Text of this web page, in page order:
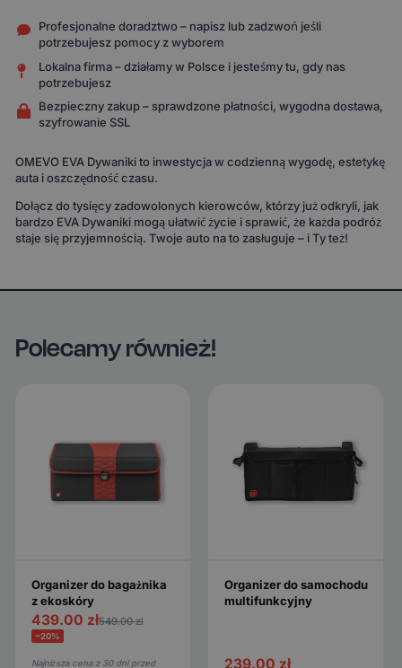
Profesjonalne doradztwo – napisz lub zadzwoń jeśli
potrzebujesz pomocy z wyborem
Lokalna firma – działamy w Polsce i jesteśmy tu, gdy nas
potrzebujesz
Bezpieczny zakup – sprawdzone płatności, wygodna dostawa,
szyfrowanie SSL
OMEVO EVA Dywaniki to inwestycja w codzienną wygodę, estetykę
auta i oszczędność czasu.
Dołącz do tysięcy zadowolonych kierowców, którzy już odkryli, jak
bardzo EVA Dywaniki mogą ułatwić życie i sprawić, że każda podróż
staje się przyjemnością. Twoje auto na to zasługuje – i Ty też!
Polecamy również!
Organizer do bagażnika
z ekoskóry
439.00 zł549.00zł
−20%
Najniższa cena z 30 dni przed
Organizer do samochodu
multifunkcyjny
239.00 zł